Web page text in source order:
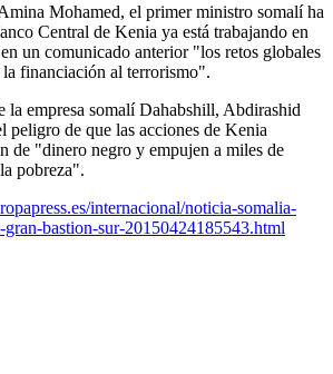
Mohamed, el primer ministro somalí ha
Central de Kenia ya está trabajando en
un comunicado anterior "los retos globales
financiación al terrorismo".
la empresa somalí Dahabshill, Abdirashid
peligro de que las acciones de Kenia
de "dinero negro y empujen a miles de
pobreza".
internacional/noticia-somalia-
gran-bastion-sur-20150424185543.html